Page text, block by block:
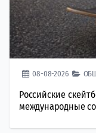
08-08-2026
Российские
международные